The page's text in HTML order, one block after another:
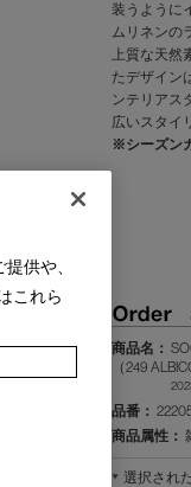
装うように
ムリネンの
上質な天
たデザイン
ンテリアス
広いスタイ
※シーズン
商品名：
（249
品番：
商品属性：
選択され
供や、
これら